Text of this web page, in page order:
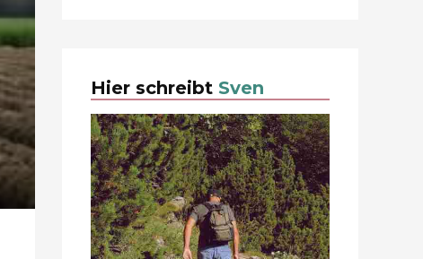
Hier schreibt Sven